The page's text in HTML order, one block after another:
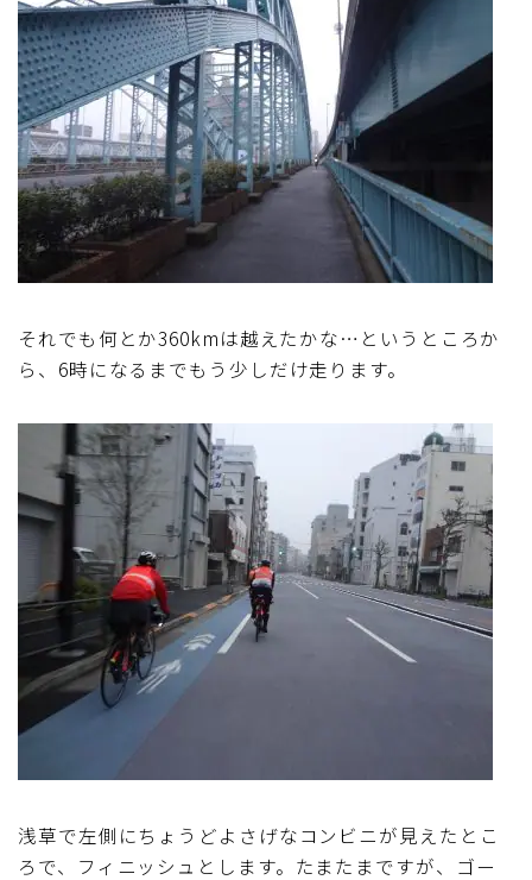
それでも何とか360kmは越えたかな…というところか
ら、6時になるまでもう少しだけ走ります。
浅草で左側にちょうどよさげなコンビニが見えたとこ
ろで、フィニッシュとします。たまたまですが、ゴー